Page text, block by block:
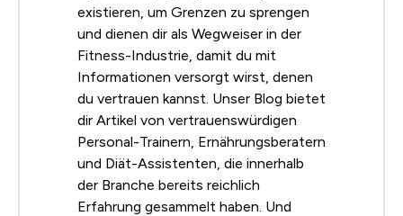
existieren, um Grenzen zu sprengen
und dienen dir als Wegweiser in der
Fitness-Industrie, damit du mit
Informationen versorgt wirst, denen
du vertrauen kannst. Unser Blog bietet
dir Artikel von vertrauenswürdigen
Personal-Trainern, Ernährungsberatern
und Diät-Assistenten, die innerhalb
der Branche bereits reichlich
Erfahrung gesammelt haben. Und